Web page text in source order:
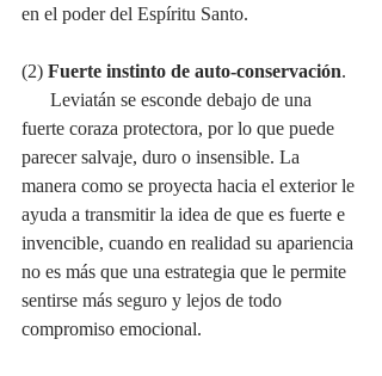
en el poder del Espíritu Santo.
(2) Fuerte instinto de auto-conservación.
fuerte coraza protectora, por lo que puede
parecer salvaje, duro o insensible. La
manera como se proyecta hacia el exterior le
ayuda a transmitir la idea de que es fuerte e
invencible, cuando en realidad su apariencia
no es más que una estrategia que le permite
sentirse más seguro y lejos de todo
compromiso emocional.